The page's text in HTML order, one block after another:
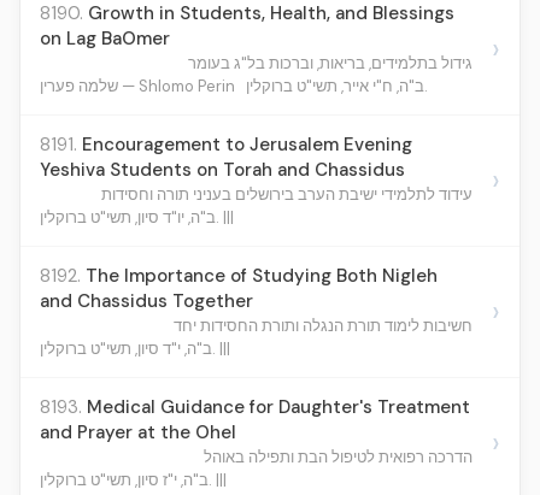
8190. Growth in Students, Health, and Blessings
on Lag BaOmer
גידול בתלמידים, בריאות, וברכות בל"ג בעומר
שלמה פערין — Shlomo Perin
ב"ה, ח"י אייר, תשי"ט ברוקלין.
›
8191. Encouragement to Jerusalem Evening
Yeshiva Students on Torah and Chassidus
עידוד לתלמידי ישיבת הערב בירושלים בעניני תורה וחסידות
ב"ה, יו"ד סיון, תשי"ט ברוקלין. |||
›
8192. The Importance of Studying Both Nigleh
and Chassidus Together
חשיבות לימוד תורת הנגלה ותורת החסידות יחד
ב"ה, י"ד סיון, תשי"ט ברוקלין. |||
›
8193. Medical Guidance for Daughter's Treatment
and Prayer at the Ohel
הדרכה רפואית לטיפול הבת ותפילה באוהל
ב"ה, י"ז סיון, תשי"ט ברוקלין. |||
›